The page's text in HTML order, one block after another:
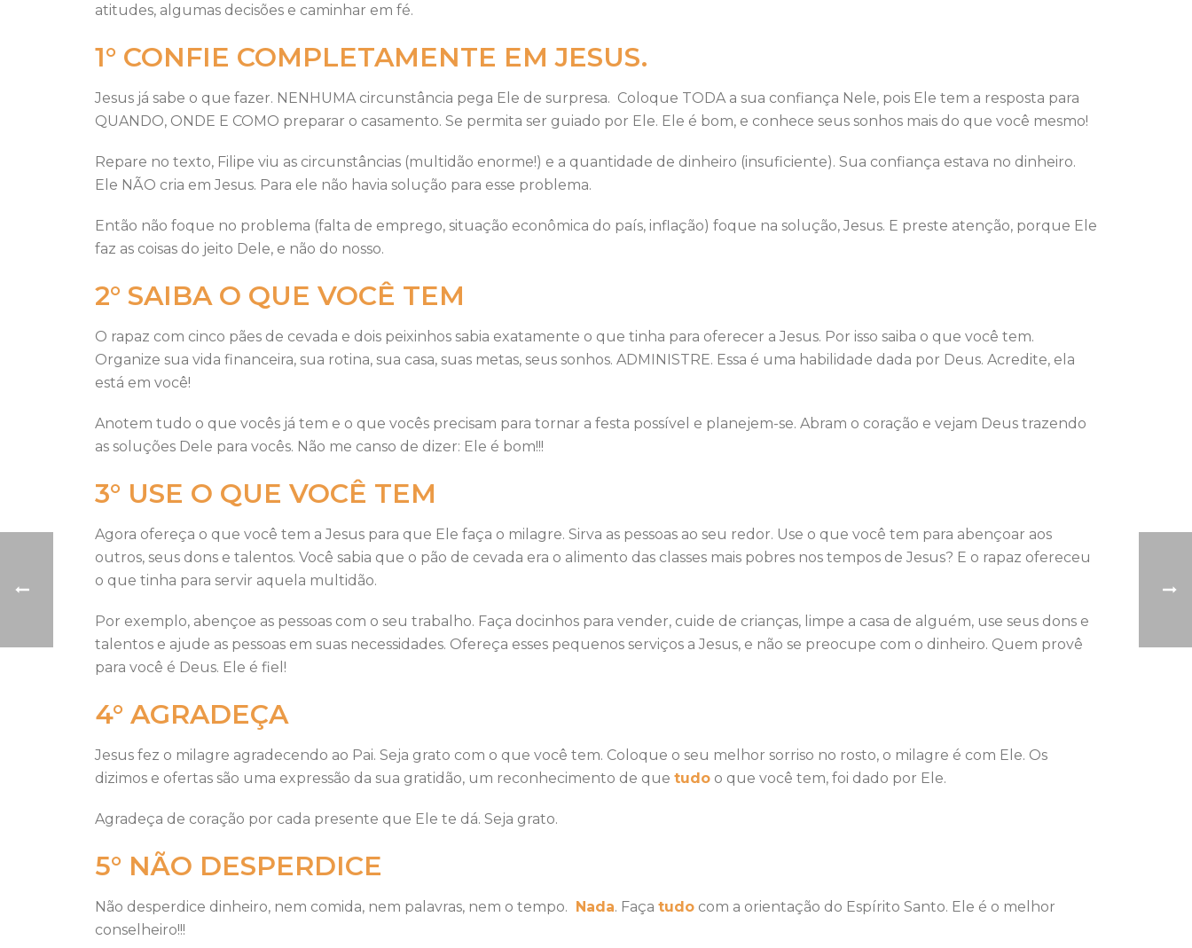
atitudes, algumas decisões e caminhar em fé.
1° CONFIE COMPLETAMENTE EM JESUS.
Jesus já sabe o que fazer. NENHUMA circunstância pega Ele de surpresa. Coloque TODA a sua confiança Nele, pois Ele tem a resposta para
QUANDO, ONDE E COMO preparar o casamento. Se permita ser guiado por Ele. Ele é bom, e conhece seus sonhos mais do que você mesmo!
Repare no texto, Filipe viu as circunstâncias (multidão enorme!) e a quantidade de dinheiro (insuficiente). Sua confiança estava no dinheiro.
Ele NÃO cria em Jesus. Para ele não havia solução para esse problema.
Então não foque no problema (falta de emprego, situação econômica do país, inflação) foque na solução, Jesus. E preste atenção, porque Ele
faz as coisas do jeito Dele, e não do nosso.
2° SAIBA O QUE VOCÊ TEM
O rapaz com cinco pães de cevada e dois peixinhos sabia exatamente o que tinha para oferecer a Jesus. Por isso saiba o que você tem.
Organize sua vida financeira, sua rotina, sua casa, suas metas, seus sonhos. ADMINISTRE. Essa é uma habilidade dada por Deus. Acredite, ela
está em você!
Anotem tudo o que vocês já tem e o que vocês precisam para tornar a festa possível e planejem-se. Abram o coração e vejam Deus trazendo
as soluções Dele para vocês. Não me canso de dizer: Ele é bom!!!
3° USE O QUE VOCÊ TEM
Agora ofereça o que você tem a Jesus para que Ele faça o milagre. Sirva as pessoas ao seu redor. Use o que você tem para abençoar aos
outros, seus dons e talentos. Você sabia que o pão de cevada era o alimento das classes mais pobres nos tempos de Jesus? E o rapaz ofereceu
o que tinha para servir aquela multidão.
Por exemplo, abençoe as pessoas com o seu trabalho. Faça docinhos para vender, cuide de crianças, limpe a casa de alguém, use seus dons e
talentos e ajude as pessoas em suas necessidades. Ofereça esses pequenos serviços a Jesus, e não se preocupe com o dinheiro. Quem provê
para você é Deus. Ele é fiel!
4° AGRADEÇA
Jesus fez o milagre agradecendo ao Pai. Seja grato com o que você tem. Coloque o seu melhor sorriso no rosto, o milagre é com Ele. Os
dizimos e ofertas são uma expressão da sua gratidão, um reconhecimento de que tudo o que você tem, foi dado por Ele.
Agradeça de coração por cada presente que Ele te dá. Seja grato.
5° NÃO DESPERDICE
Não desperdice dinheiro, nem comida, nem palavras, nem o tempo. Nada. Faça tudo com a orientação do Espírito Santo. Ele é o melhor
conselheiro!!!